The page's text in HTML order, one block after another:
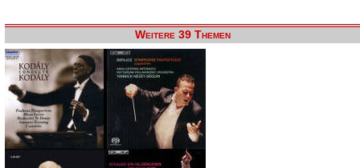
Weitere 39 Themen